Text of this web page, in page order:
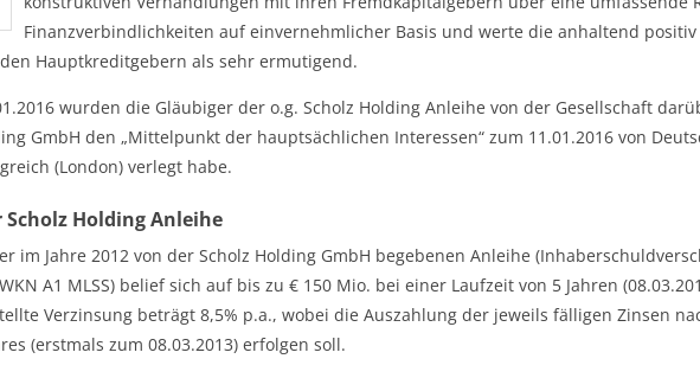
Finanzverbindlichkeiten auf einvernehmlicher Basis und werte die anhaltend
Hauptkreditgebern als sehr ermutigend.
wurden die Gläubiger der o.g. Scholz Holding Anleihe von der Gesellschaft
GmbH den „Mittelpunkt der hauptsächlichen Interessen“ zum 11.01.2016 von
(London) verlegt habe.
Scholz Holding Anleihe
im Jahre 2012 von der Scholz Holding GmbH begebenen Anleihe
A1 MLSS) belief sich auf bis zu € 150 Mio. bei einer Laufzeit von 5 Jahren
Verzinsung beträgt 8,5% p.a., wobei die Auszahlung der jeweils fälligen Zinsen
(erstmals zum 08.03.2013) erfolgen soll.